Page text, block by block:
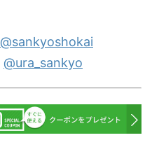
@sankyoshokai
@ura_sankyo